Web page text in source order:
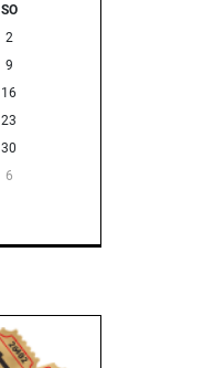
SO
2
9
16
23
30
6